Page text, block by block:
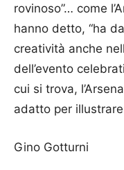
rovinoso”… come
hanno detto, “ha
creatività anche
dell’evento
cui si trova,
adatto per
Gino Gotturni